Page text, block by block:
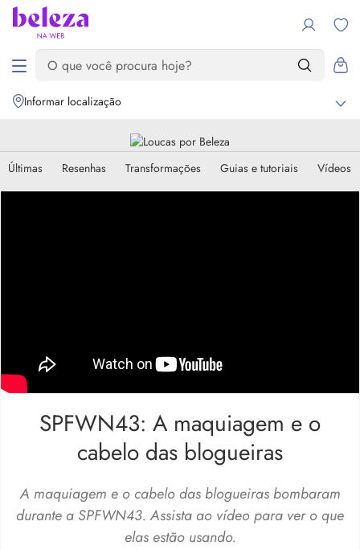
Informar localização
Últimas Resenhas Transformações Guias e tutoriais Vídeos
SPFWN43: A maquiagem e o
cabelo das blogueiras
A maquiagem e o cabelo das blogueiras bombaram
durante a SPFWN43. Assista ao vídeo para ver o que
elas estão usando.